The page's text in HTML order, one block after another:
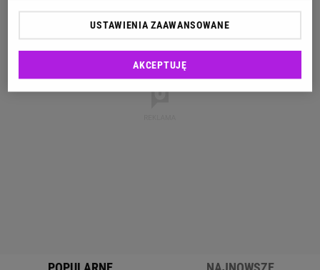
USTAWIENIA ZAAWANSOWANE
AKCEPTUJĘ